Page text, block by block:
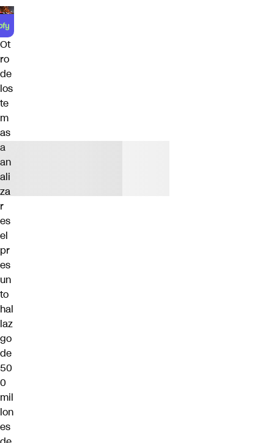
Ot
ro
de
los
te
m
as
a
an
ali
za
r
es
el
pr
es
un
to
hal
laz
go
de
50
0
mil
lon
es